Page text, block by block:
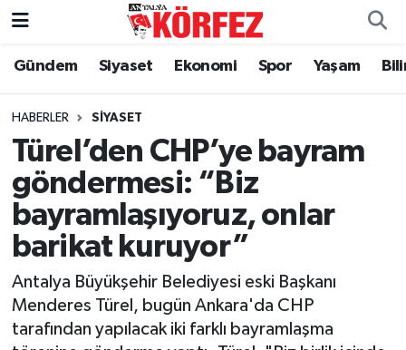
Gündem Siyaset Ekonomi Spor Yaşam
HABERLER SIYASET
Türel’den CHP’ye bayram
göndermesi: “Biz
bayramlaşıyoruz, onlar
barikat kuruyor”
Antalya Büyükşehir Belediyesi eski Başkanı
Menderes Türel, bugün Ankara'da CHP
tarafından yapılacak iki farklı bayramlaşma
Gündem
Siyaset
Yerel Yönetim
Ekonomi
Spor
Yaşam
Asayiş
Nöbetçi Eczaneler
Hava Durumu
Trafik Durumu
Süper Lig Puan Durumu ve Fikstür
Tüm Manşetler
Son Dakika Haberleri
Haber Arşivi